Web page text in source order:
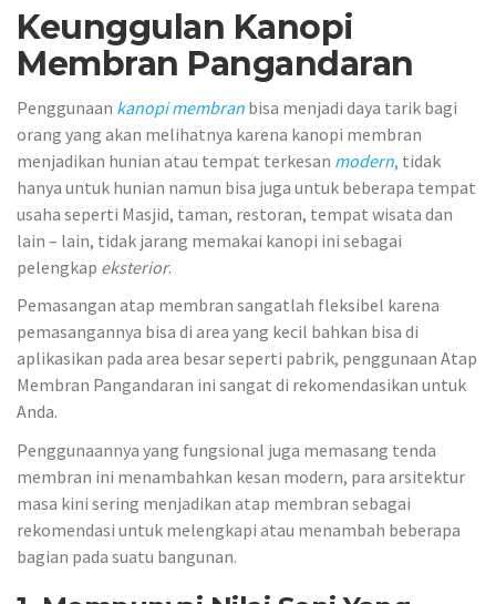
Keunggulan Kanopi
Membran Pangandaran
Penggunaan kanopi membran bisa menjadi daya tarik bagi
orang yang akan melihatnya karena kanopi membran
menjadikan hunian atau tempat terkesan modern, tidak
hanya untuk hunian namun bisa juga untuk beberapa tempat
usaha seperti Masjid, taman, restoran, tempat wisata dan
lain – lain, tidak jarang memakai kanopi ini sebagai
pelengkap eksterior.
Pemasangan atap membran sangatlah fleksibel karena
pemasangannya bisa di area yang kecil bahkan bisa di
aplikasikan pada area besar seperti pabrik, penggunaan Atap
Membran Pangandaran ini sangat di rekomendasikan untuk
Anda.
Penggunaannya yang fungsional juga memasang tenda
membran ini menambahkan kesan modern, para arsitektur
masa kini sering menjadikan atap membran sebagai
rekomendasi untuk melengkapi atau menambah beberapa
bagian pada suatu bangunan.